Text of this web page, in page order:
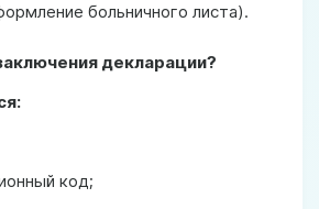
больничного листа).
декларации?
код;